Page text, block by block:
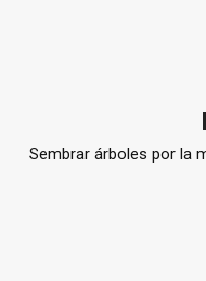
Sembrar árboles por la